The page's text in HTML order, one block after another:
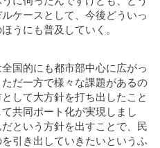
ケースとして、今後どういっ
うにも普及していく。
国的にも都市部中心に広がっ
だ一方で様々な課題があるの
して大方針を打ち出したこと
共同ポート化が実現しまし
という方針を出すことで、民
引き出していきたいというふ